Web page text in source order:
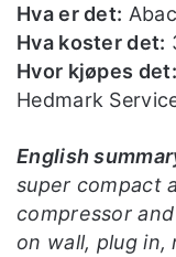
Hva er det:
Hva koster det:
Hvor kjøpes det:
Hedmark
English
super compact
compressor
on wall, plug